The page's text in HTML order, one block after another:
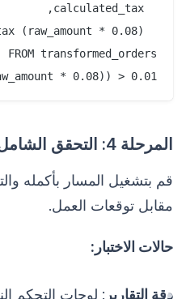
* 0.08)) > 0.01
المرحلة 4: التحقق الشامل من البداية إلى النهاية
قم بتشغيل المسار بأكمله
مقابل توقعات العمل.
حالات الاختبار:
دقة التقارير : لوحات التحكم